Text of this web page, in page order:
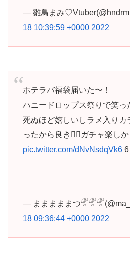
— 雛鳥まみ
18 10:39:59 +0000 2022
ホテラバ福袋届いた〜！
ハニードロップス祭りで笑っ
死ぬほど嬉しいしラメ入りカ
ったから良き🙆‍♀️ガチャ楽しか
pic.twitter.com/dNvNsdqVk66
— まままままつ
18 09:36:44 +0000 2022